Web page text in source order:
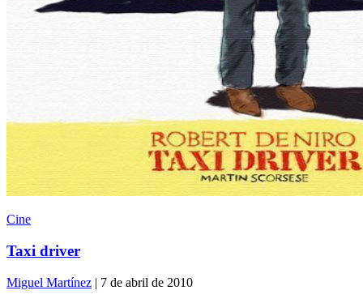
Cine
Taxi driver
Miguel Martínez | 7 de abril de 2010